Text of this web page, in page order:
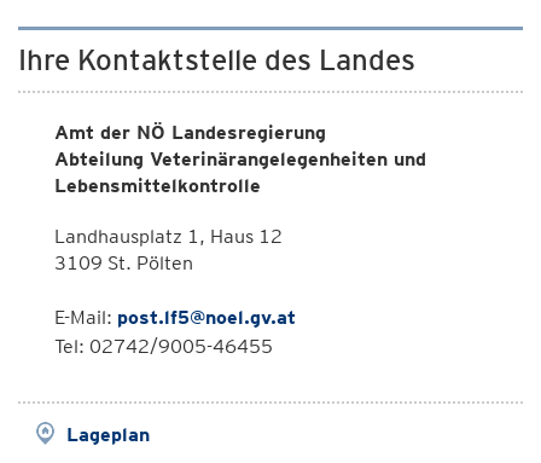
Ihre Kontaktstelle des Landes
Amt der NÖ Landesregierung
Abteilung Veterinärangelegenheiten und
Lebensmittelkontrolle
Landhausplatz 1, Haus 12
3109 St. Pölten
E-Mail: post.lf5@noel.gv.at
Tel: 02742/9005-46455
Lageplan